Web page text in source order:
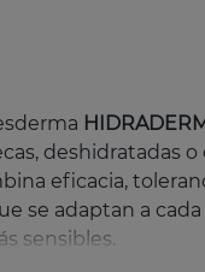
deshidratadas
eficacia,
se adaptan a
sensibles.